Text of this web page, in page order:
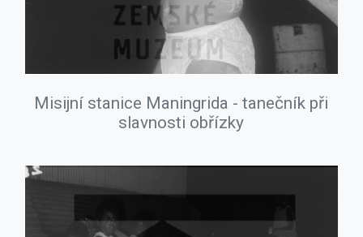
Misijní stanice Maningrida - tanečník při
slavnosti obřízky